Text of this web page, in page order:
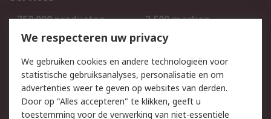
750.000 producten
2.500 merken
Bestellen
Inkoopoplossingen
Track & Trace
Wettelijk
We respecteren uw privacy
We gebruiken cookies en andere technologieën voor
statistische gebruiksanalyses, personalisatie en om
advertenties weer te geven op websites van derden.
Door op "Alles accepteren" te klikken, geeft u
toestemming voor de verwerking van niet-essentiële